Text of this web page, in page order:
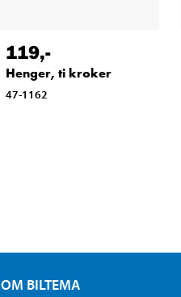
119,-
Henger, ti kroker
47-1162
OM BILTEMA